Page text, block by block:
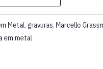
Metal, gravuras, Marcello
em metal